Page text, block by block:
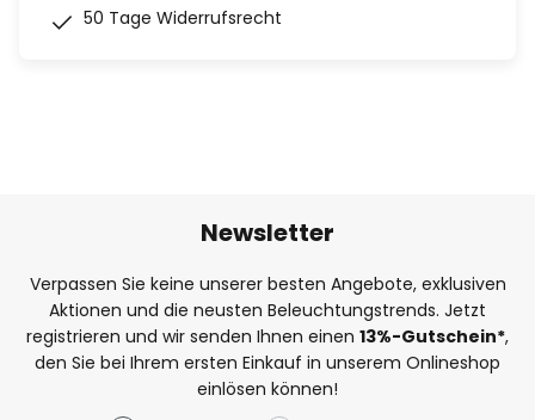
50 Tage Widerrufsrecht
Newsletter
Verpassen Sie keine unserer besten Angebote, exklusiven
Aktionen und die neusten Beleuchtungstrends. Jetzt
registrieren und wir senden Ihnen einen 13%-Gutschein*,
den Sie bei Ihrem ersten Einkauf in unserem Onlineshop
einlösen können!